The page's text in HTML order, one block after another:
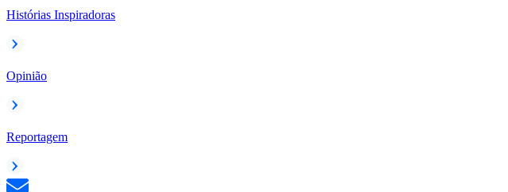
Histórias Inspiradoras
Opinião
Reportagem